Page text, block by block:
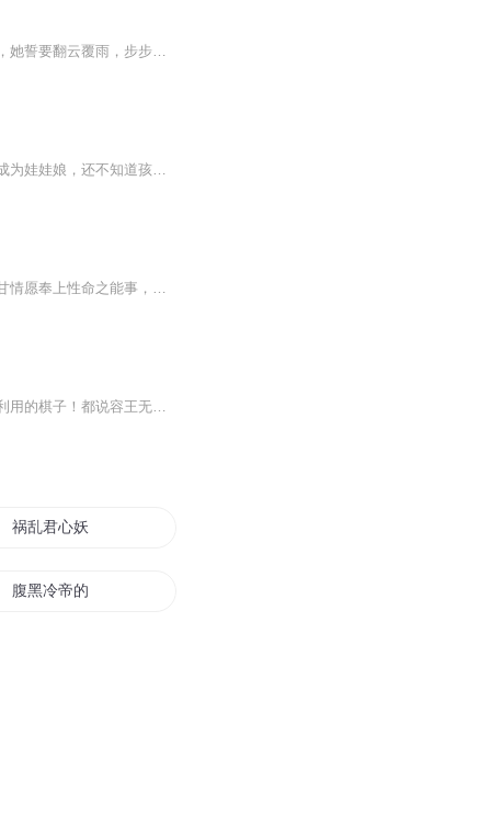
皇妃苏常在，温柔贤淑，却遭南王利用，皇后与太后陷害，声名狼藉，惨受暴刑。一朝重生，她誓要翻云覆雨，步步为营，揭开重重迷雾，仇敌作茧自缚，一败涂地.....更多精彩，每日更新，欢迎收听，评论
二十四世纪天才神偷——花颜，贪财，自恋毒舌，擅演戏，一着不慎，身穿异世，莫名其妙成为娃娃娘，还不知道孩子爹是谁…… “今后你就是本殿下的人了。” “惹了本世子，你还想跑？” “你敢对本君不负责？” “颜儿乖，把儿子领回来，咱们好好过日子……！” 等等等…… 一二三四五，究竟谁才是孩子爹啊？问她？她也不知道，因为她还是清白之身呐……【收听须知】1、该专辑免费收听。2、在收听过程中，如想快速阅读小说文字版全集，或者你有其他任何问题，请在微信中搜索公众号【热文坊】，关注...
苏意颜何许人也？教导媚术的杀手组织第一人，传闻她调教的女杀人皆有倾国倾城，令人心甘情愿奉上性命之能事，更传言她本人百般姿态，面面惹人心醉神迷，微微一笑夺人心，艳名如织，使得有人将请动苏意颜出任务奉为男人荣耀，即便她出手绝无活口。问：当此...
一碗堕胎药撕开了残酷如血的真相，原来她只是一个挡箭牌，是容王为了保护他所爱女人而利用的棋子！都说容王无情、冷血残暴，也都说容王有情，宁可负尽天下人却绝不负卿，只可惜她不是楚青卿。被虐惨死，再睁开眼，竟然重生回到她还不曾遇见容王的时候，这...
祸乱君心妖后惹不得
腹黑冷帝的妖娆祸妃